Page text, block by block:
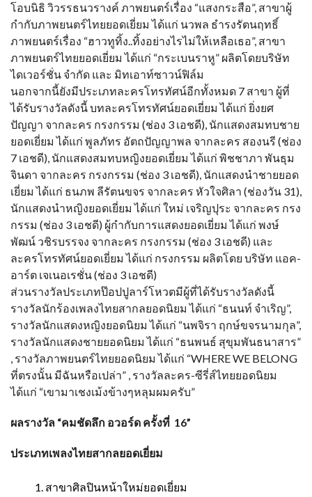
โอบนิธิ วิวรรธนวรางค์ ภาพยนตร์เรื่อง “แสงกระสือ”, สาขาผู้
กำกับภาพยนตร์ไทยยอดเยี่ยม ได้แก่ นวพล ธำรงรัตนฤทธิ์
ภาพยนตร์เรื่อง “ฮาวทูทิ้ง..ทิ้งอย่างไรไม่ให้เหลือเธอ”, สาขา
ภาพยนตร์ไทยยอดเยี่ยม ได้แก่ “กระเบนราหู” ผลิตโดยบริษัท
ไดเวอร์ชั่น จำกัด และ มิทเอาท์ซาวน์ฟิล์ม
นอกจากนี้ยังมีประเภทละครโทรทัศน์อีกทั้งหมด 7 สาขา ผู้ที่
ได้รับรางวัลดังนี้ บทละครโทรทัศน์ยอดเยี่ยม ได้แก่ ยิ่งยศ
ปัญญา จากละคร กรงกรรม (ช่อง 3 เอชดี), นักแสดงสมทบชาย
ยอดเยี่ยม ได้แก่ พูลภัทร อัตถปัญญาพล จากละคร สองนรี (ช่อง
7 เอชดี), นักแสดงสมทบหญิงยอดเยี่ยม ได้แก่ พิชชาภา พันธุม
จินดา จากละคร กรงกรรม (ช่อง 3 เอชดี), นักแสดงนำชายยอด
เยี่ยม ได้แก่ ธนภพ ลีรัตนขจร จากละคร หัวใจศิลา (ช่องวัน 31),
นักแสดงนำหญิงยอดเยี่ยม ได้แก่ ใหม่ เจริญปุระ จากละคร กรง
กรรม (ช่อง 3 เอชดี) ผู้กำกับการแสดงยอดเยี่ยม ได้แก่ พงษ์
พัฒน์ วชิรบรรจง จากละคร กรงกรรม (ช่อง 3 เอชดี) และ
ละครโทรทัศน์ยอดเยี่ยม ได้แก่ กรงกรรม ผลิตโดย บริษัท แอค-
อาร์ต เจเนอเรชั่น (ช่อง 3 เอชดี)
ส่วนรางวัลประเภทป๊อปปูลาร์โหวตมีผู้ที่ได้รับรางวัลดังนี้
รางวัลนักร้องเพลงไทยสากลยอดนิยม ได้แก่ “ธนนท์ จำเริญ”,
รางวัลนักแสดงหญิงยอดนิยม ได้แก่ “นพจิรา ฤกษ์ขจรนามกุล”,
รางวัลนักแสดงชายยอดนิยม ได้แก่ “ธนพนธ์ สุขุมพันธนาสาร”
, รางวัลภาพยนตร์ไทยยอดนิยม ได้แก่ “WHERE WE BELONG
ที่ตรงนั้น มีฉันหรือเปล่า” , รางวัลละคร-ซีรี่ส์ไทยยอดนิยม
ได้แก่ “เขามาเชงเม้งข้างๆหลุมผมครับ”
ผลรางวัล “คมชัดลึก อวอร์ด ครั้งที่ 16”
ประเภทเพลงไทยสากลยอดเยี่ยม
สาขาศิลปินหน้าใหม่ยอดเยี่ยม